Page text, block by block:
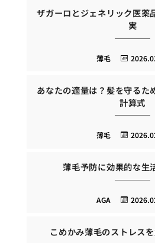
ザガーロとジェネリック医薬
実
薄毛
あなたの適量は？髪を守るた
計算式
薄毛
薄毛予防に効果的な生
AGA
こめかみ薄毛のストレス